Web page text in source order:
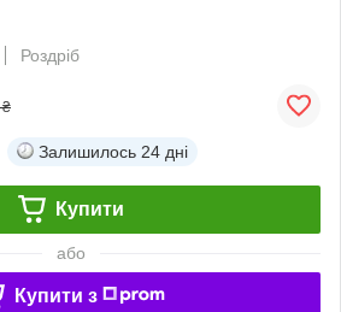
Роздріб
₴
Залишилось 24 дні
Купити
або
Купити з